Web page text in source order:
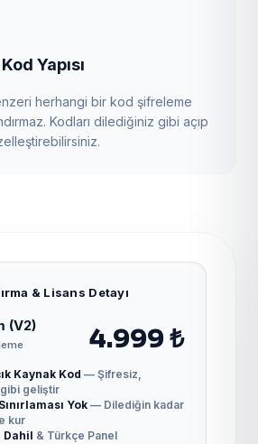
Yapısı
herhangi bir kod şifreleme
Kodları dilediğiniz gibi açıp
& Lisans Detayı
(V2) 4.999 ₺
Kaynak Kod — Şifresiz,
geliştir
Yok— Dilediğin kadar
kur
Dahil & Türkçe Panel